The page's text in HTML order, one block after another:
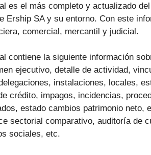
es el más completo y actualizado
Ership SA y su entorno. Con este
comercial, mercantil y judicial.
contiene la siguiente información
ejecutivo, detalle de actividad,
instalaciones, locales,
crédito, impagos, incidencias,
estado cambios patrimonio neto,
sectorial comparativo, auditoría de
sociales, etc.